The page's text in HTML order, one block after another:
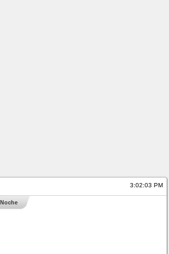
3:02:03 PM
Noche